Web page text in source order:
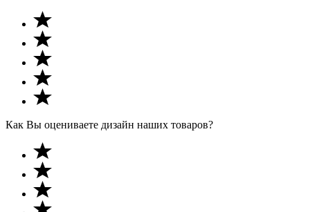
Как Вы оцениваете дизайн наших товаров?